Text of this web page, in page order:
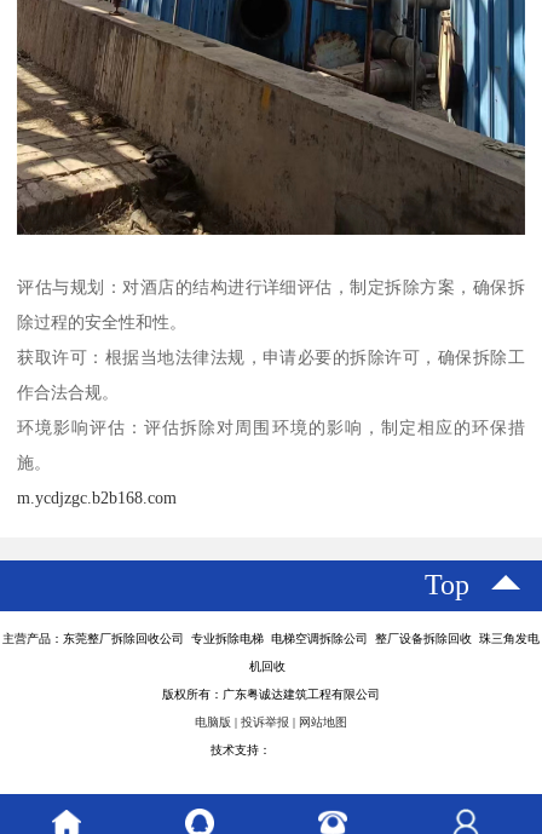
评估与规划：对酒店的结构进行详细评估，制定拆除方案，确保拆
除过程的安全性和性。
获取许可：根据当地法律法规，申请必要的拆除许可，确保拆除工
作合法合规。
环境影响评估：评估拆除对周围环境的影响，制定相应的环保措
施。
m.ycdjzgc.b2b168.com
Top
主营产品：东莞整厂拆除回收公司 专业拆除电梯 电梯空调拆除公司 整厂设备拆除回收 珠三角发电
机回收
版权所有：广东粤诚达建筑工程有限公司
电脑版 | 投诉举报 | 网站地图
技术支持：